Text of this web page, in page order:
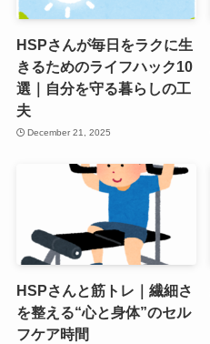
HSPさんが毎日をラクに生
きるためのライフハック10
選｜自分を守る暮らしの工
夫
December 21, 2025
HSPさんと筋トレ｜繊細さ
を整える“心と身体”のセル
フケア時間